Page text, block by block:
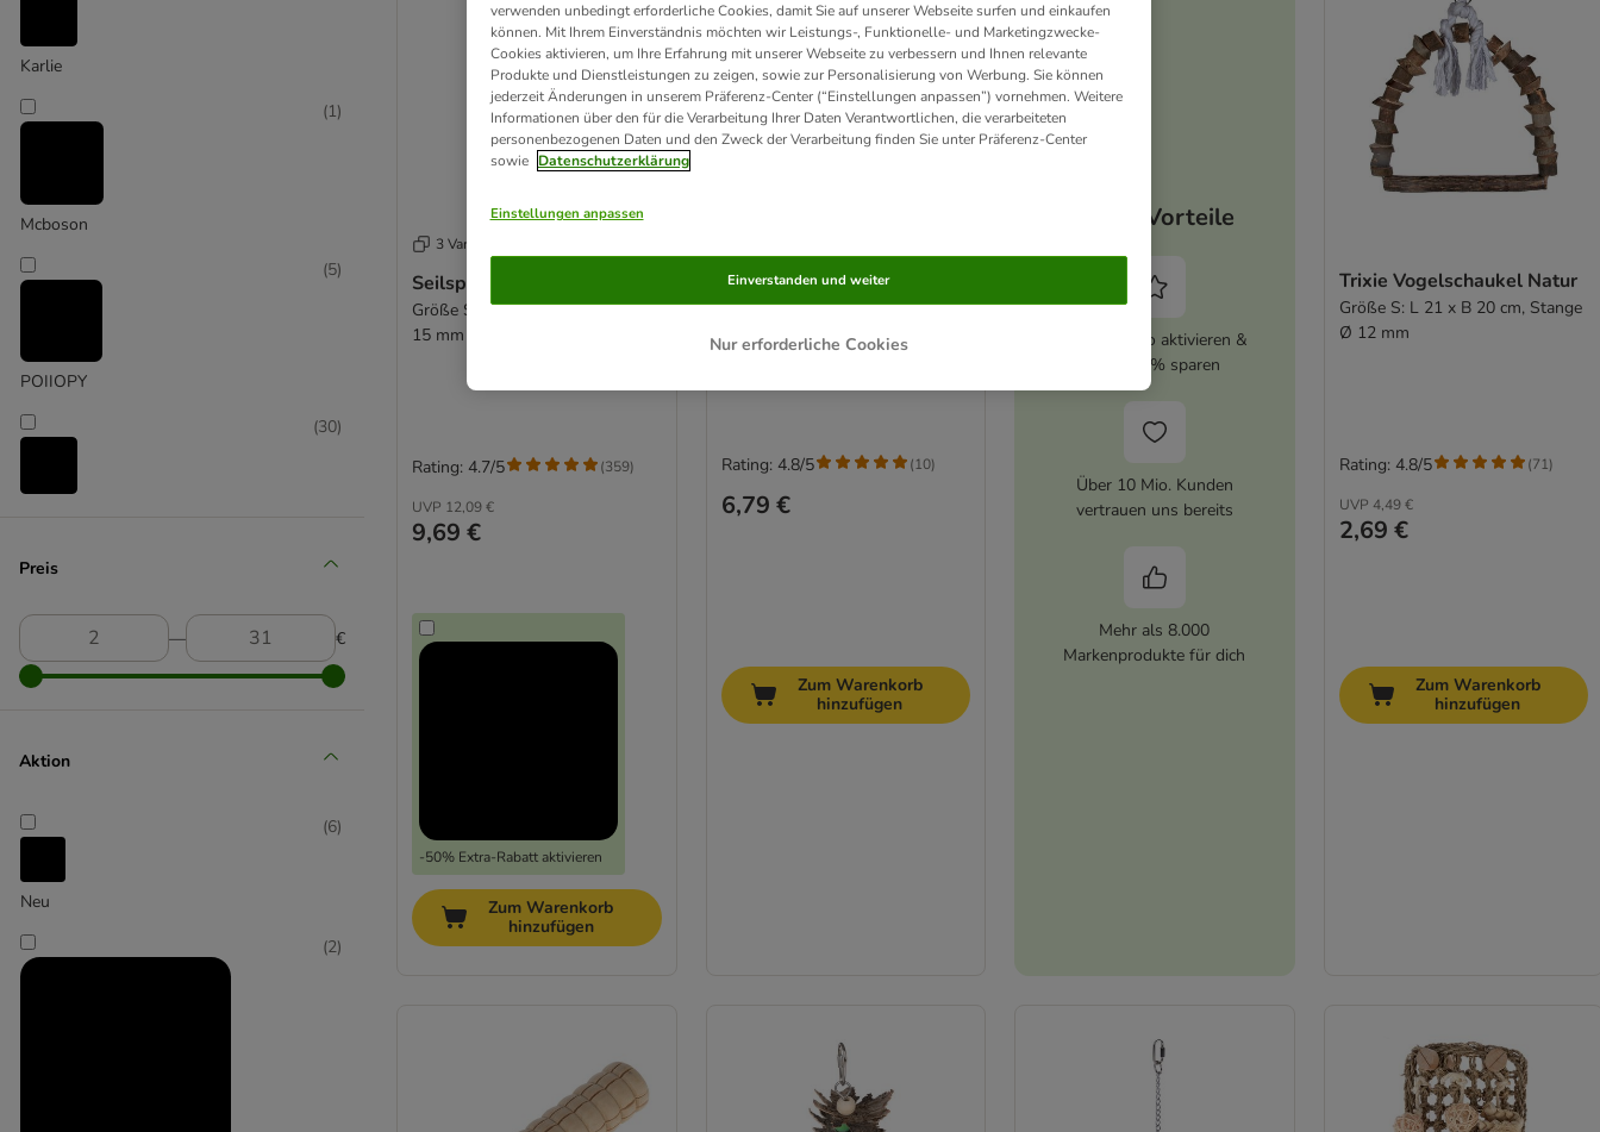
Karlie
Mcboson
(1)
POIIOPY
(5)
(30)
(5
Preis
― €
Aktion
Neu
(6)
(2)
3 Varianten
Seilspirale
Größe S: ca. L 60 cm, Kordel Ø
15 mm
UVP 12,09 €
9,69 €
-50% Extra-Rabatt aktivieren
Rating: 4.7/5 (359)
Zum Warenkorb
hinzufügen
TIAKI Schredderspielzeug
aus Bambus und Papier
L 18 x B 13 x H 12 cm
6,79 €
Rating: 4.8/5 (10)
Zum Warenkorb
hinzufügen
Deine Vorteile
zooplus Abo aktivieren &
immer 5% sparen
Über 10 Mio. Kunden
vertrauen uns bereits
Mehr als 8.000
Markenprodukte für dich
Trixie Vogelschaukel Natur
Größe S: L 21 x B 20 cm, Stange
Ø 12 mm
UVP 4,49 €
2,69 €
Rating: 4.8/5 (71)
Zum Warenkorb
hinzufügen
verwenden unbedingt erforderliche Cookies, damit Sie auf unserer Webseite surfen und einkaufen
können. Mit Ihrem Einverständnis möchten wir Leistungs-, Funktionelle- und Marketingzwecke-
Cookies aktivieren, um Ihre Erfahrung mit unserer Webseite zu verbessern und Ihnen relevante
Produkte und Dienstleistungen zu zeigen, sowie zur Personalisierung von Werbung. Sie können
jederzeit Änderungen in unserem Präferenz-Center (“Einstellungen anpassen”) vornehmen. Weitere
Informationen über den für die Verarbeitung Ihrer Daten Verantwortlichen, die verarbeiteten
personenbezogenen Daten und den Zweck der Verarbeitung finden Sie unter Präferenz-Center
sowie Datenschutzerklärung
Einstellungen anpassen
Nur erforderliche Cookies
Einverstanden und weiter